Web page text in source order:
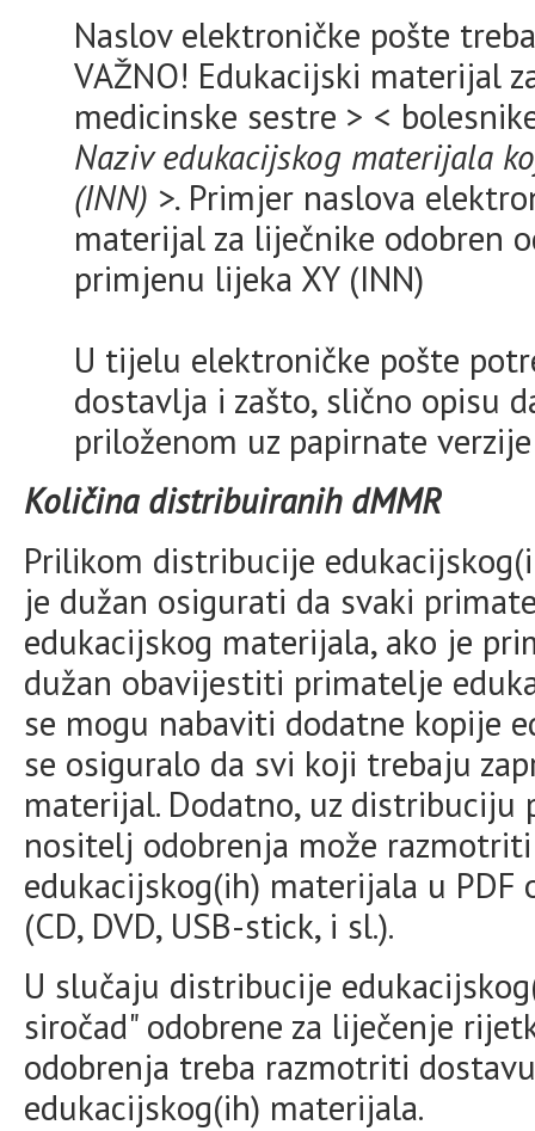
Naslov elektroničke pošte
VAŽNO! Edukacijski materijal
medicinske sestre > <
Naziv edukacijskog materijala
(INN) >. Primjer naslova
materijal za liječnike odobren
primjenu lijeka XY (INN)
U tijelu elektroničke pošte
dostavlja i zašto, slično opisu
priloženom uz papirnate
Količina distribuiranih dMMR
Prilikom distribucije
je dužan osigurati da svaki
edukacijskog materijala, ako je
dužan obavijestiti primatelje
se mogu nabaviti dodatne kopije
se osiguralo da svi koji trebaju
materijal. Dodatno, uz distribuciju
nositelj odobrenja može
edukacijskog(ih) materijala u
(CD, DVD, USB-stick, i sl.).
U slučaju distribucije
siročad" odobrene za liječenje
odobrenja treba razmotriti
edukacijskog(ih) materijala.